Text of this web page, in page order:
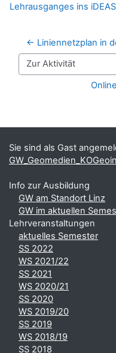
Lehrausganges ins
← Liniennetzplan in
Zur Aktivität
Sie sind als Gast
Info zur Ausbildung
GW am Standort Linz
GW im aktuellen
Lehrveranstaltungen
aktuelles Semester
SS 2022
WS 2021/22
SS 2021
WS 2020/21
SS 2020
WS 2019/20
SS 2019
WS 2018/19
SS 2018